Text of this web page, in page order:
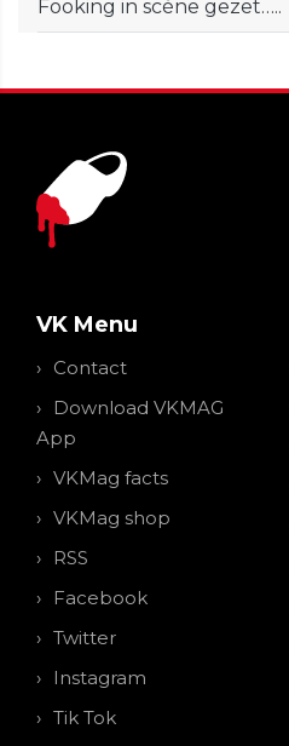
Fooking in scène gezet…..
VK Menu
Contact
Download VKMAG
App
VKMag facts
VKMag shop
RSS
Facebook
Twitter
Instagram
Tik Tok